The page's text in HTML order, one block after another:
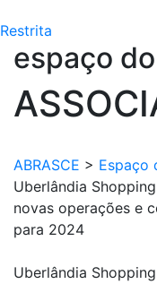
Restrita
espaço do
ABRASCE > Espaço
Uberlândia
novas operações e
para 2024
Uberlândia